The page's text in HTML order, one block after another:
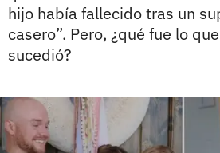
hijo había fallecido tras un
casero”. Pero, ¿qué fue lo
sucedió?